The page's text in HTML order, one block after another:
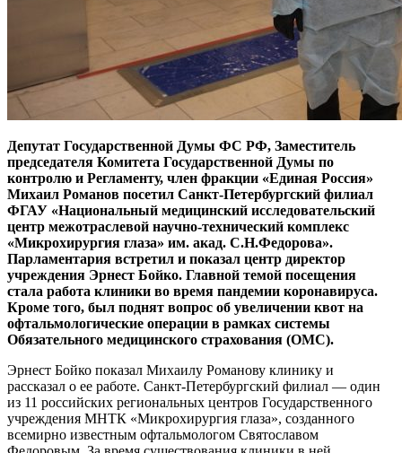
Депутат Государственной Думы ФС РФ, Заместитель
председателя Комитета Государственной Думы по
контролю и Регламенту, член фракции «Единая Россия»
Михаил Романов посетил Санкт-Петербургский филиал
ФГАУ «Национальный медицинский исследовательский
центр межотраслевой научно-технический комплекс
«Микрохирургия глаза» им. акад. С.Н.Федорова».
Парламентария встретил и показал центр директор
учреждения Эрнест Бойко. Главной темой посещения
стала работа клиники во время пандемии коронавируса.
Кроме того, был поднят вопрос об увеличении квот на
офтальмологические операции в рамках системы
Обязательного медицинского страхования (ОМС).
Эрнест Бойко показал Михаилу Романову клинику и
рассказал о ее работе. Санкт-Петербургский филиал — один
из 11 российских региональных центров Государственного
учреждения МНТК «Микрохирургия глаза», созданного
всемирно известным офтальмологом Святославом